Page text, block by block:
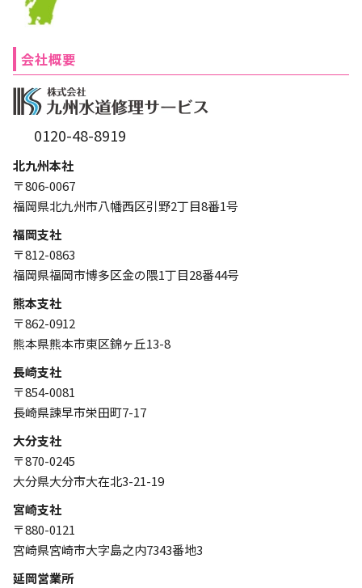
会社概要
0120-48-8919
北九州本社
〒806-0067
福岡県北九州市八幡西区引野2丁目8番1号
福岡支社
〒812-0863
福岡県福岡市博多区金の隈1丁目28番44号
熊本支社
〒862-0912
熊本県熊本市東区錦ヶ丘13-8
長崎支社
〒854-0081
長崎県諫早市栄田町7-17
大分支社
〒870-0245
大分県大分市大在北3-21-19
宮崎支社
〒880-0121
宮崎県宮崎市大字島之内7343番地3
延岡営業所